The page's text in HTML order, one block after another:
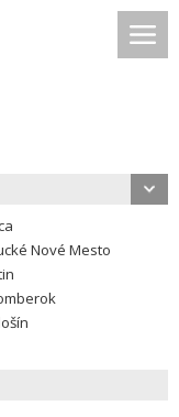
Nové Mesto